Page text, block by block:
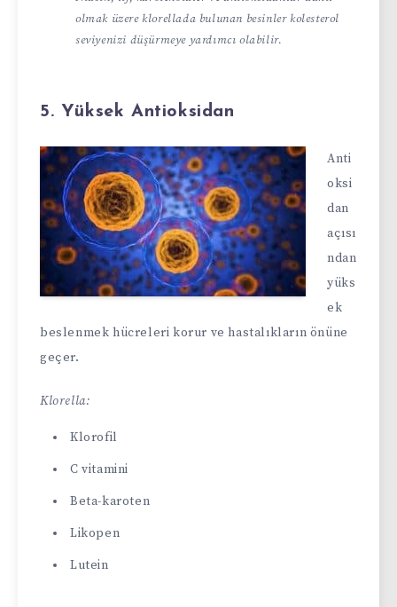
olmak üzere klorellada bulunan besinler kolesterol
seviyenizi düşürmeye yardımcı olabilir.
5. Yüksek Antioksidan
Anti
oksi
dan
açısı
ndan
yüks
ek
beslenmek hücreleri korur ve hastalıkların önüne
geçer.
Klorella:
Klorofil
C vitamini
Beta-karoten
Likopen
Lutein